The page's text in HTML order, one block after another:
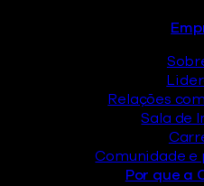
Relações
Sala de
Comunidade
Por que a